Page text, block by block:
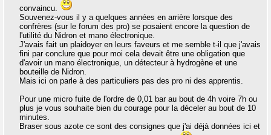
convaincu.
Souvenez-vous il y a quelques années en arrière lorsque des
confrères (sur le forum des pro) se posaient encore la question de
l'utilité du Nidron et mano électronique.
J'avais fait un plaidoyer en leurs faveurs et me semble t-il que j'avais
fini par conclure que pour moi cela devait être une obligation que
d'avoir un mano électronique, un détecteur à hydrogène et une
bouteille de Nidron.
Mais ici on parle à des particuliers pas des pro ni des apprentis.
Pour une micro fuite de l'ordre de 0,01 bar au bout de 4h voire 7h ou
plus je vous souhaite bien du courage pour la déceler au bout de 10
minutes.
Braser sous azote ce sont des consignes que j'ai déjà données ici et